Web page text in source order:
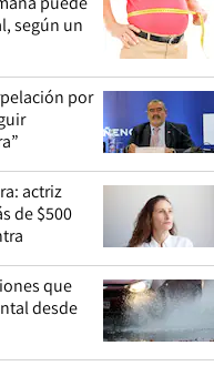
según un
por
actriz
de $500
que
desde